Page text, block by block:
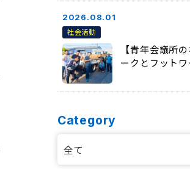
2026.08.01
社会活動
【青年会議所
ークとフットワ
Category